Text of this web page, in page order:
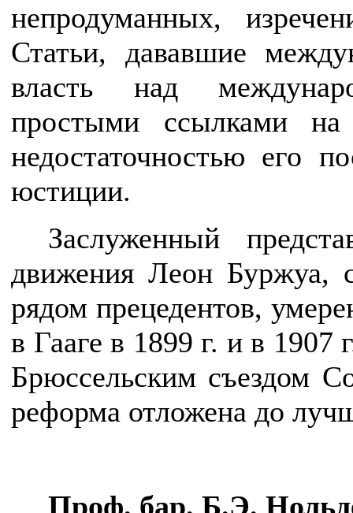
непродуманных,
Статьи, дававшие
власть над
простыми ссылками на
недостаточностью его
юстиции.
Заслуженный
движения Леон Буржуа,
рядом прецедентов,
в Гааге в 1899 г. и в 1907
Брюссельским съездом
реформа отложена до
Проф. бар. Б.Э.